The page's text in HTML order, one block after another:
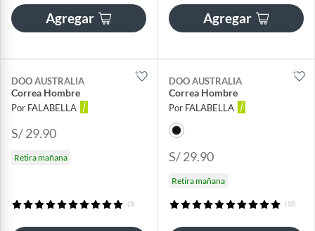
Agregar Agregar
DOO AUSTRALIA
Correa Hombre
Por FALABELLA
S/ 29.90
Retira mañana
(3)
DOO AUSTRALIA
Correa Hombre
Por FALABELLA
S/ 29.90
Retira mañana
(12)